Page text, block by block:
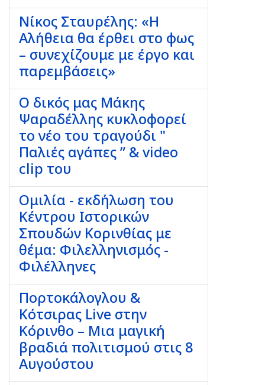
Νίκος Σταυρέλης: «Η
Αλήθεια θα έρθει στο φως
– συνεχίζουμε με έργο και
παρεμβάσεις»
Ο δικός μας Μάκης
Ψαραδέλλης κυκλοφορεί
το νέο του τραγούδι "
Παλιές αγάπες ” & video
clip του
Ομιλία - εκδήλωση του
Κέντρου Ιστορικών
Σπουδών Κορινθίας με
θέμα: Φιλελληνισμός -
Φιλέλληνες
Πορτοκάλογλου &
Κότσιρας Live στην
Κόρινθο – Μια μαγική
βραδιά πολιτισμού στις 8
Αυγούστου